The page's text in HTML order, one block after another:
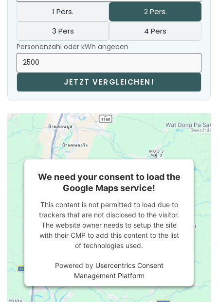
1 Pers.
2 Pers.
3 Pers
4 Pers
Personenzahl oder kWh angeben
JETZT VERGLEICHEN!
We need your consent to load the
Google Maps service!
This content is not permitted to load due to
trackers that are not disclosed to the visitor.
The website owner needs to setup the site
with their CMP to add this content to the list
of technologies used.
Powered by Usercentrics Consent
Management Platform